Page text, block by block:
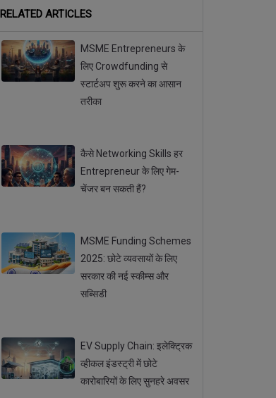
RELATED ARTICLES
MSME Entrepreneurs के
लिए Crowdfunding से
स्टार्टअप शुरू करने का आसान
तरीका
कैसे Networking Skills हर
Entrepreneur के लिए गेम-
चेंजर बन सकती हैं?
MSME Funding Schemes
2025: छोटे व्यवसायों के लिए
सरकार की नई स्कीम्स और
सब्सिडी
EV Supply Chain: इलेक्ट्रिक
व्हीकल इंडस्ट्री में छोटे
कारोबारियों के लिए सुनहरे अवसर